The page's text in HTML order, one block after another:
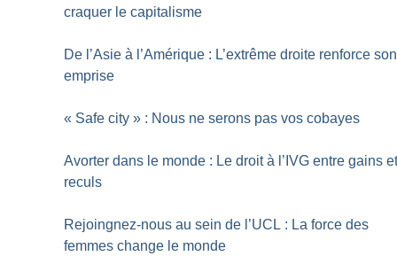
craquer le capitalisme
De l’Asie à l’Amérique : L’extrême droite renforce son
emprise
« Safe city » : Nous ne serons pas vos cobayes
Avorter dans le monde : Le droit à l’IVG entre gains
reculs
Rejoingnez-nous au sein de l’UCL : La force des
femmes change le monde